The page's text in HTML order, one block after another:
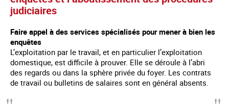
judiciaires
Faire appel à des services spécialisés pour mener à bien les
enquêtes
L’exploitation par le travail, et en particulier l’exploitation
domestique, est difficile à prouver. Elle se déroule à l’abri
des regards ou dans la sphère privée du foyer. Les contrats
de travail ou bulletins de salaires sont en général absents.